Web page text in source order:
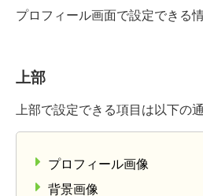
プロフィール画面で設定できる
上部
上部で設定できる項目は以下の
プロフィール画像
背景画像